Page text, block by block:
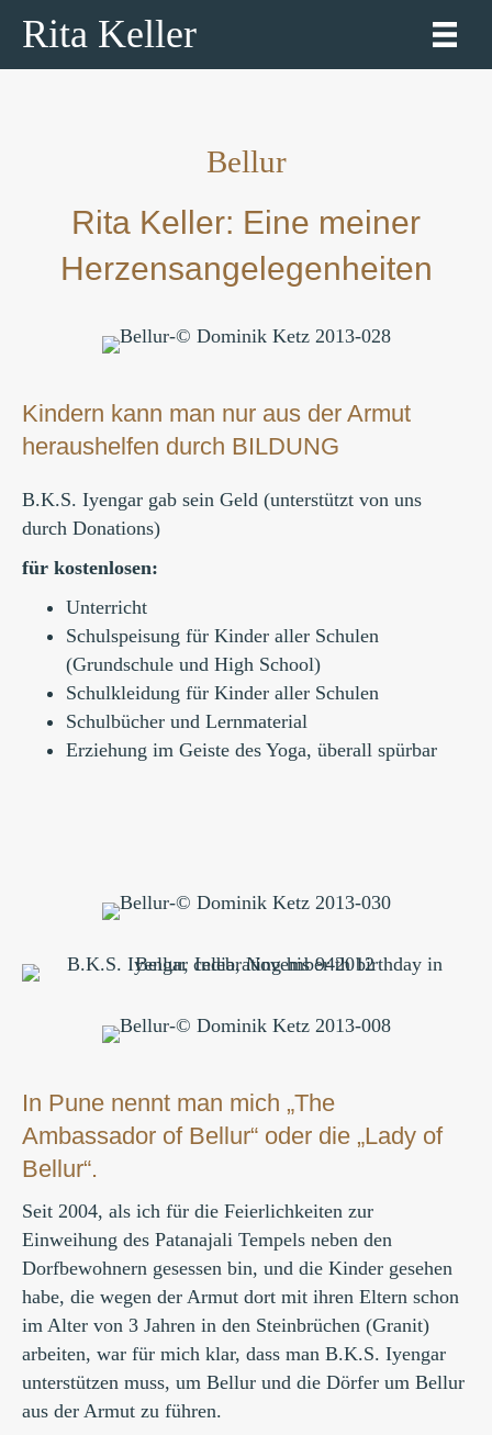
Rita Keller
Bellur
Rita Keller: Eine meiner
Herzensangelegenheiten
Kindern kann man nur aus der Armut
heraushelfen durch BILDUNG
B.K.S. Iyengar gab sein Geld (unterstützt von uns
durch Donations)
für kostenlosen:
Unterricht
Schulspeisung für Kinder aller Schulen
(Grundschule und High School)
Schulkleidung für Kinder aller Schulen
Schulbücher und Lernmaterial
Erziehung im Geiste des Yoga, überall spürbar
In Pune nennt man mich „The
Ambassador of Bellur“ oder die „Lady of
Bellur“.
Seit 2004, als ich für die Feierlichkeiten zur
Einweihung des Patanajali Tempels neben den
Dorfbewohnern gesessen bin, und die Kinder gesehen
habe, die wegen der Armut dort mit ihren Eltern schon
im Alter von 3 Jahren in den Steinbrüchen (Granit)
arbeiten, war für mich klar, dass man B.K.S. Iyengar
unterstützen muss, um Bellur und die Dörfer um Bellur
aus der Armut zu führen.